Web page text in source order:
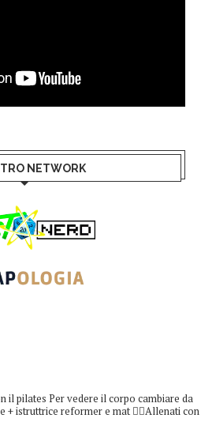
NETWORK
il pilates Per vedere il corpo cambiare da
+ istruttrice reformer e mat 👇🏻Allenati con